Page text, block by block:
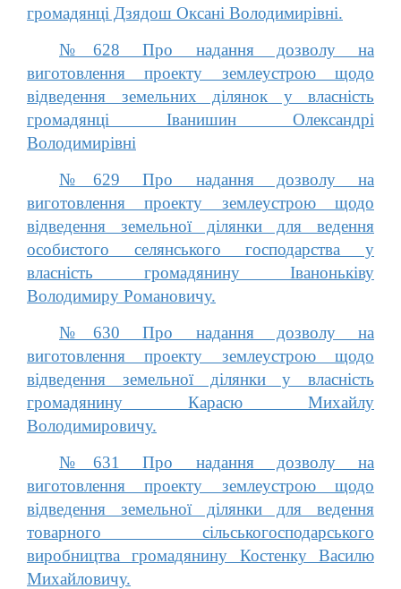
громадянці Дзядош Оксані Володимирівні.
№628 Про надання дозволу на
виготовлення проекту землеустрою щодо
відведення земельних ділянок у власність
громадянці Іванишин Олександрі
Володимирівні
№629 Про надання дозволу на
виготовлення проекту землеустрою щодо
відведення земельної ділянки для ведення
особистого селянського господарства у
власність громадянину Іваноньківу
Володимиру Романовичу.
№630 Про надання дозволу на
виготовлення проекту землеустрою щодо
відведення земельної ділянки у власність
громадянину Карасю Михайлу
Володимировичу.
№631 Про надання дозволу на
виготовлення проекту землеустрою щодо
відведення земельної ділянки для ведення
товарного сільськогосподарського
виробництва громадянину Костенку Василю
Михайловичу.